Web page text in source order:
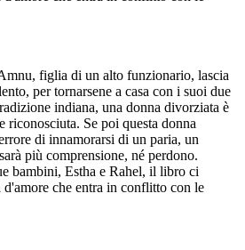
figlia di un alto funzionario, lascia
per tornarsene a casa con i suoi due
indiana, una donna divorziata è
riconosciuta. Se poi questa donna
di innamorarsi di un paria, un
più comprensione, né perdono.
bambini, Estha e Rahel, il libro ci
d'amore che entra in conflitto con le